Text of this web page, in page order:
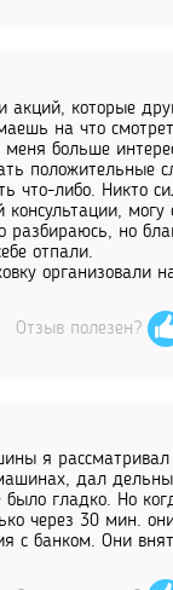
акций, которые
на что
больше
положительные
что-либо. Никто
могу
но
отпали.
организовали
Отзыв полезен?
я
дал
гладко. Но
через 30 мин.
с банком. Они